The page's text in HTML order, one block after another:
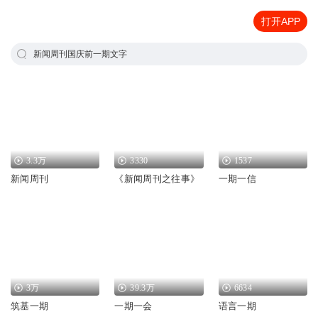
打开APP
新闻周刊国庆前一期文字
3.3万
新闻周刊
3330
《新闻周刊之往事》
1537
一期一信
3万
筑基一期
39.3万
一期一会
6634
语言一期